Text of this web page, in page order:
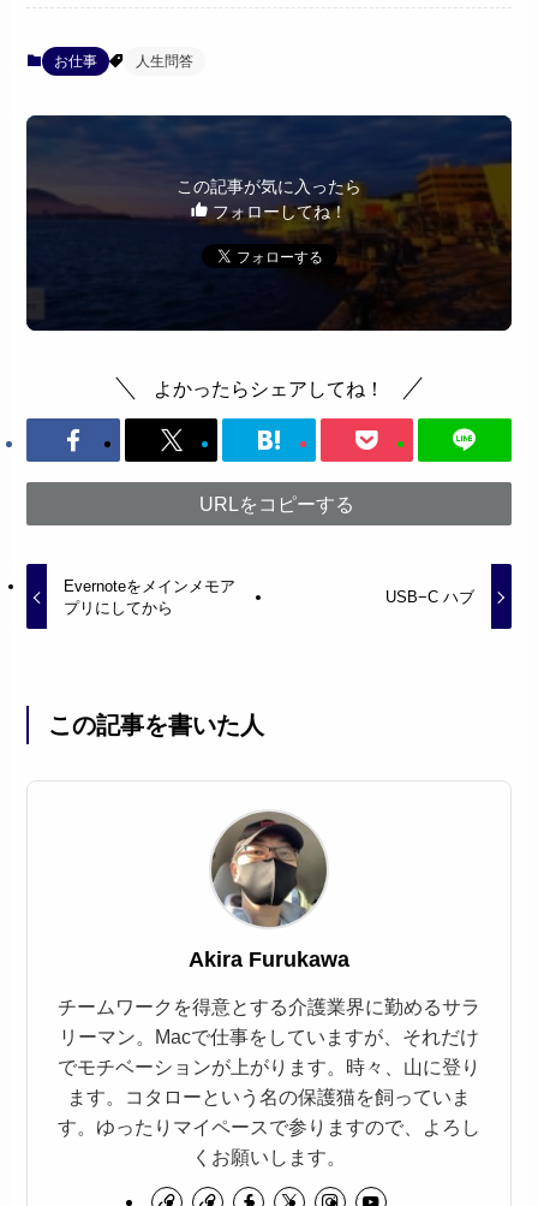
お仕事 人生問答
この記事が気に入ったら
フォローしてね！
よかったらシェアしてね！
URLをコピーする
Evernoteをメインメモア
プリにしてから
USB−C ハブ
この記事を書いた人
Akira Furukawa
チームワークを得意とする介護業界に勤めるサラ
リーマン。Macで仕事をしていますが、それだけ
でモチベーションが上がります。時々、山に登り
ます。コタローという名の保護猫を飼っていま
す。ゆったりマイペースで参りますので、よろし
くお願いします。